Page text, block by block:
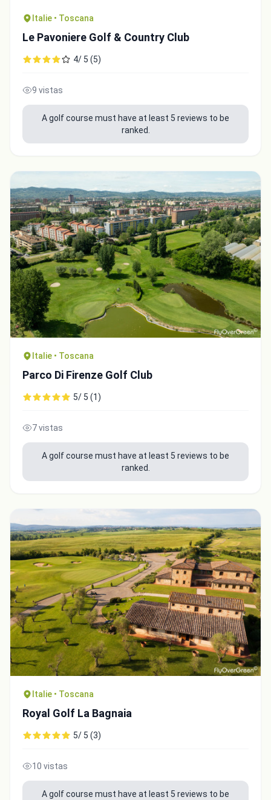
Italie • Toscana
Le Pavoniere Golf & Country Club
4/ 5 (5)
9 vistas
A golf course must have at least 5 reviews to be
ranked.
Italie • Toscana
Parco Di Firenze Golf Club
5/ 5 (1)
7 vistas
A golf course must have at least 5 reviews to be
ranked.
Italie • Toscana
Royal Golf La Bagnaia
5/ 5 (3)
10 vistas
A golf course must have at least 5 reviews to be